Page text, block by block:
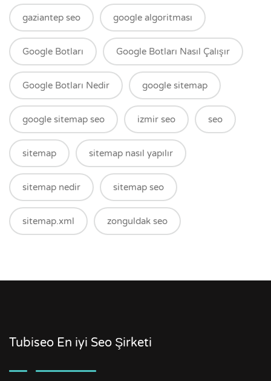
gaziantep seo google algoritması
Google Botları Google Botları Nasıl Çalışır
Google Botları Nedir google sitemap
google sitemap seo izmir seo seo
sitemap sitemap nasıl yapılır
sitemap nedir sitemap seo
sitemap.xml zonguldak seo
Tubiseo En iyi Seo Şirketi